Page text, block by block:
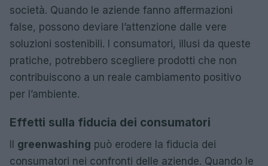
società. Quando le aziende fanno affermazioni
false, possono deviare l’attenzione dalle vere
soluzioni sostenibili. I consumatori, illusi da queste
pratiche, potrebbero scegliere prodotti che non
contribuiscono a un reale cambiamento positivo
per l’ambiente.
Effetti sulla fiducia dei consumatori
Il greenwashing può erodere la fiducia dei
consumatori nei confronti delle aziende. Quando le